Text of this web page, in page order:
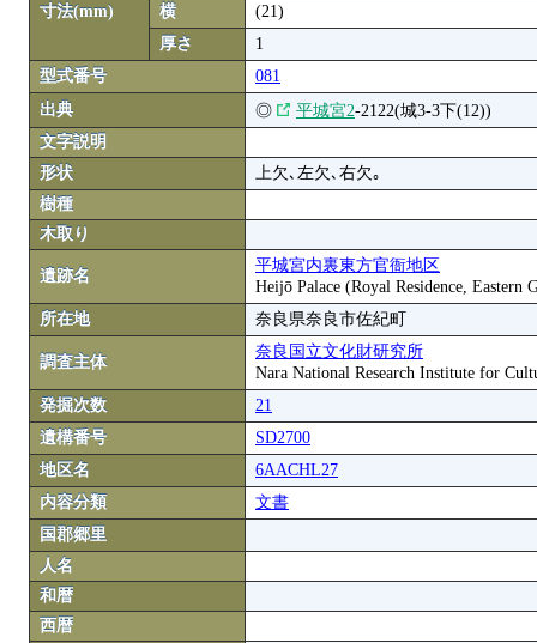
寸法(mm)
横
(21)
厚さ
1
型式番号
081
出典
◎ 平城宮2-2122(城3-3下(12))
文字説明
形状
上欠､左欠､右欠｡
樹種
木取り
遺跡名
平城宮内裏東方官衙地区
Heijō Palace (Royal Residence, Eastern
所在地
奈良県奈良市佐紀町
調査主体
奈良国立文化財研究所
Nara National Research Institute for
発掘次数
21
遺構番号
SD2700
地区名
6AACHL27
内容分類
文書
国郡郷里
人名
和暦
西暦